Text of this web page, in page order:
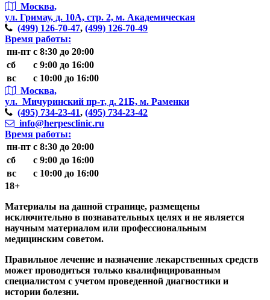
Москва,
ул. Гримау, д. 10А, стр. 2, м. Академическая
(499) 126-70-47, (499) 126-70-49
Время работы:
пн-пт с 8:30 до 20:00
сб
с 9:00 до 16:00
вс
с 10:00 до 16:00
Москва,
ул. Мичуринский пр-т, д. 21Б, м. Раменки
(495) 734-23-41, (495) 734-23-42
info@herpesclinic.ru
Время работы:
пн-пт с 8:30 до 20:00
сб
с 9:00 до 16:00
вс
с 10:00 до 16:00
18+
Материалы на данной странице, размещены
исключительно в познавательных целях и не является
научным материалом или профессиональным
медицинским советом.
Правильное лечение и назначение лекарственных средств
может проводиться только квалифицированным
специалистом с учетом проведенной диагностики и
истории болезни.